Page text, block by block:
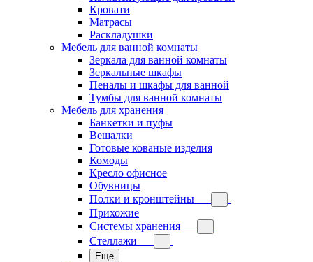
Кровати
Матрасы
Раскладушки
Мебель для ванной комнаты
Зеркала для ванной комнаты
Зеркальные шкафы
Пеналы и шкафы для ванной
Тумбы для ванной комнаты
Мебель для хранения
Банкетки и пуфы
Вешалки
Готовые кованые изделия
Комоды
Кресло офисное
Обувницы
Полки и кронштейны
Прихожие
Системы хранения
Стеллажи
Еще